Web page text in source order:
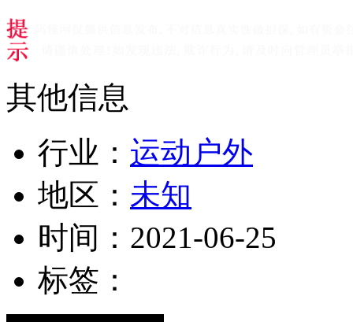
其他信息
行业： 运动户外
地区： 未知
时间： 2021-06-25
标签：